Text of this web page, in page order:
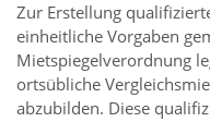
Zur Erstellung
einheitliche Vorgaben
Mietspiegelverordnung
ortsübliche
abzubilden. Diese